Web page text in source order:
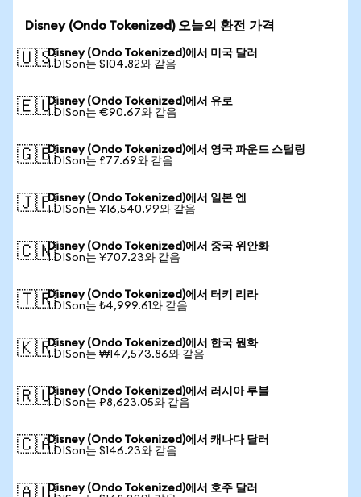
Disney (Ondo Tokenized) 오늘의 환전 가격
🇺🇸Disney (Ondo Tokenized)에서 미국 달러
1 DISon는 $104.82와 같음
🇪🇺Disney (Ondo Tokenized)에서 유로
1 DISon는 €90.67와 같음
🇬🇧Disney (Ondo Tokenized)에서 영국 파운드 스털링
1 DISon는 £77.69와 같음
🇯🇵Disney (Ondo Tokenized)에서 일본 엔
1 DISon는 ¥16,540.99와 같음
🇨🇳Disney (Ondo Tokenized)에서 중국 위안화
1 DISon는 ¥707.23와 같음
🇹🇷Disney (Ondo Tokenized)에서 터키 리라
1 DISon는 ₺4,999.61와 같음
🇰🇷Disney (Ondo Tokenized)에서 한국 원화
1 DISon는 ₩147,573.86와 같음
🇷🇺Disney (Ondo Tokenized)에서 러시아 루블
1 DISon는 ₽8,623.05와 같음
🇨🇦Disney (Ondo Tokenized)에서 캐나다 달러
1 DISon는 $146.23와 같음
Disney (Ondo Tokenized)에서 호주 달러